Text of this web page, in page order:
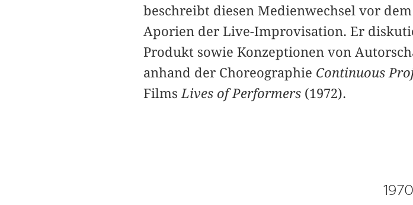
beschreibt diesen Medienwechsel vor
Aporien der Live-Improvisation. Er
Produkt sowie Konzeptionen von
anhand der Choreographie Continuous
Films Lives of Performers(1972).
1970